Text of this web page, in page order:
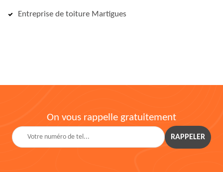
Entreprise de toiture Martigues
On vous rappelle gratuitement